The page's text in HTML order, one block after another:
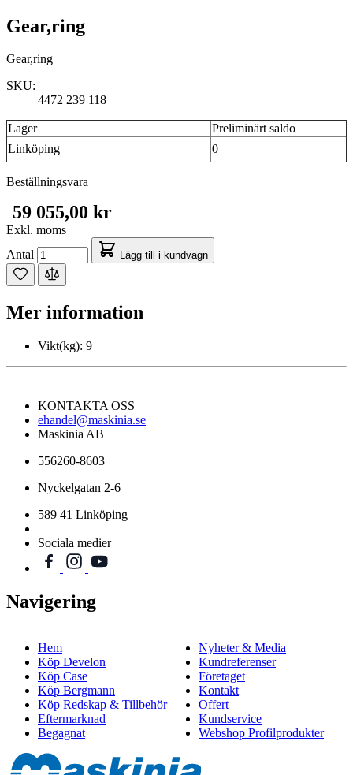
Gear,ring
Gear,ring
SKU:
4472 239 118
Lager
Preliminärt saldo
Linköping
0
Beställningsvara
59 055,00 kr
Exkl. moms
Antal
Lägg till i kundvagn
Mer information
Vikt(kg): 9
KONTAKTA OSS
ehandel@maskinia.se
Maskinia AB
556260-8603
Nyckelgatan 2-6
589 41 Linköping
Sociala medier
Navigering
Hem
Köp Develon
Köp Case
Köp Bergmann
Köp Redskap & Tillbehör
Eftermarknad
Begagnat
Nyheter & Media
Kundreferenser
Företaget
Kontakt
Offert
Kundservice
Webshop Profilprodukter